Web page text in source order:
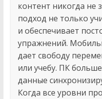
контент никогда не
подход не только
и обеспечивает
упражнений.
дает свободу
или учебу. ПК
данные
Когда все уровни